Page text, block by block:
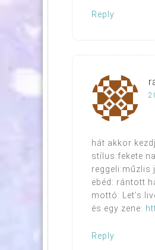
Reply
hát akkor
stílus:fekete
reggeli:műzlis
ebéd: rántott
mottó: Let’s
és egy zene:
Reply